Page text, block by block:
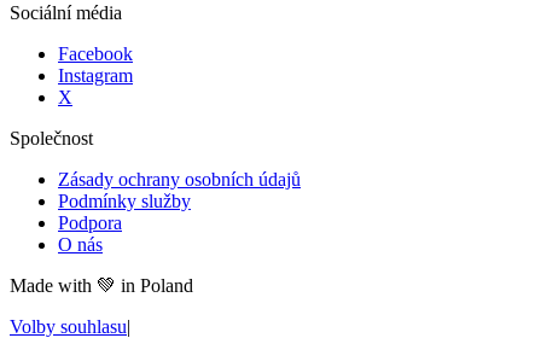
Sociální média
Facebook
Instagram
X
Společnost
Zásady ochrany osobních údajů
Podmínky služby
Podpora
O nás
Made with 💚 in Poland
Volby souhlasu|